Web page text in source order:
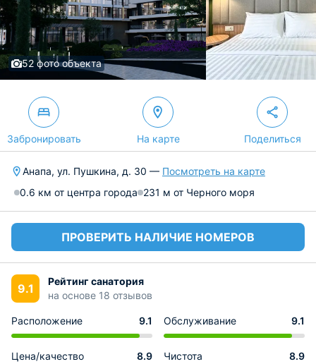
52 фото объекта
Забронировать На карте Поделиться
Анапа, ул. Пушкина, д. 30 — Посмотреть на карте
0.6 км от центра города 231 м от Черного моря
ПРОВЕРИТЬ НАЛИЧИЕ НОМЕРОВ
9.1
Рейтинг санатория
на основе 18 отзывов
Расположение 9.1 Обслуживание 9.1
Цена/качество 8.9 Чистота 8.9